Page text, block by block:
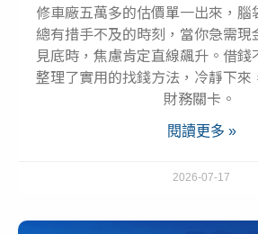
修車廠五萬多的估價單一出來，
總有措手不及的時刻，當你急需現
見底時，焦慮肯定直線飆升。借
整理了實用的找錢方法，冷靜下來
財務關卡。
閱讀更多 »
2026-07-17